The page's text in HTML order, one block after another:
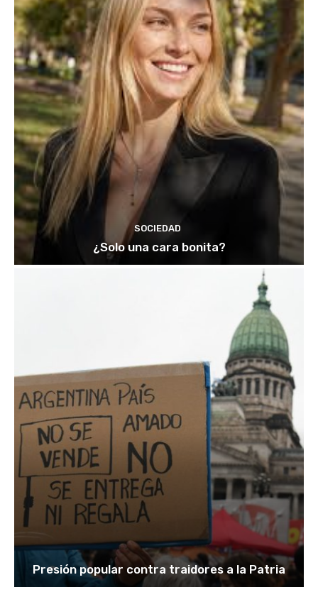
SOCIEDAD
¿Solo una cara bonita?
Presión popular contra traidores a la Patria